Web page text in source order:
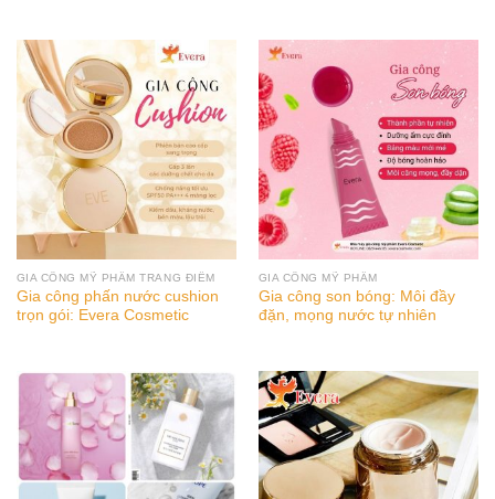
GIA CÔNG MỸ PHẨM TRANG ĐIỂM
Gia công phấn nước cushion
trọn gói: Evera Cosmetic
GIA CÔNG MỸ PHẨM
Gia công son bóng: Môi đầy
đặn, mọng nước tự nhiên